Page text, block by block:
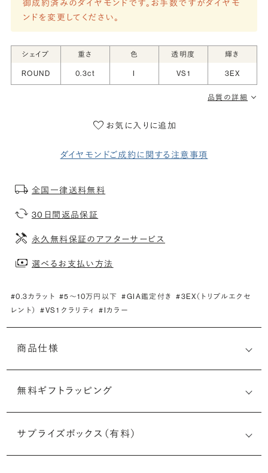
御成約済みのダイヤモンドです。お手数ですがダイヤモ
ンドを変更してください。
シェイプ 重さ 色 透明度 輝き
ROUND 0.3ct I VS1 3EX
品質の詳細
お気に入りに追加
ダイヤモンドご成約に関する注意事項
全国一律送料無料
30日間返品保証
永久無料保証のアフターサービス
選べるお支払い方法
#0.3カラット #5〜10万円以下 #GIA鑑定付き
#3EX（トリプルエクセ
レント）
#VS1 クラリティ #Iカラー
商品仕様
無料ギフトラッピング
サプライズボックス（有料）